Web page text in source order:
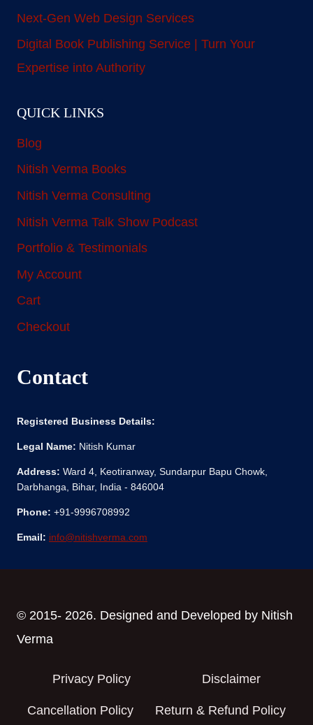
Next-Gen Web Design Services
Digital Book Publishing Service | Turn Your
Expertise into Authority
QUICK LINKS
Blog
Nitish Verma Books
Nitish Verma Consulting
Nitish Verma Talk Show Podcast
Portfolio & Testimonials
My Account
Cart
Checkout
Contact
Registered Business Details:
Legal Name: Nitish Kumar
Address: Ward 4, Keotiranway, Sundarpur Bapu Chowk,
Darbhanga, Bihar, India - 846004
Phone: +91-9996708992
Email: info@nitishverma.com
© 2015- 2026. Designed and Developed by Nitish
Verma
Privacy Policy Disclaimer
Cancellation Policy Return & Refund Policy